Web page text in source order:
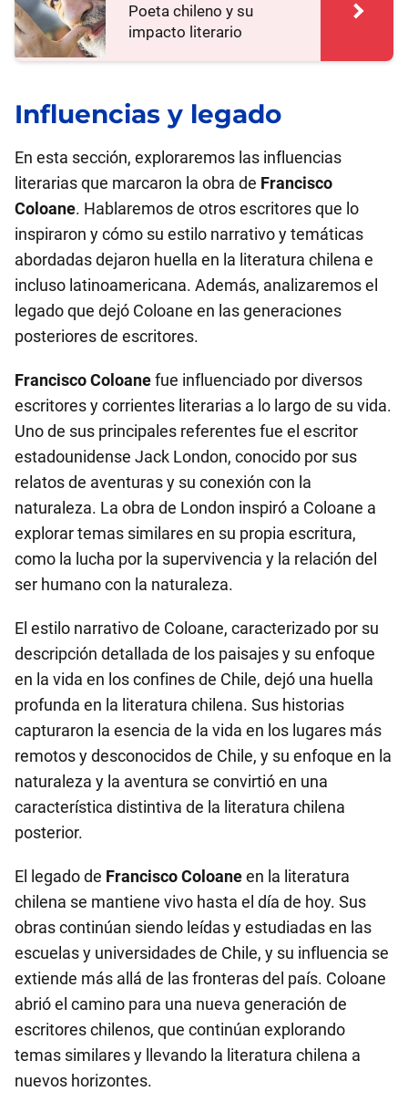
Poeta chileno y su
impacto literario
Influencias y legado
En esta sección, exploraremos las influencias
literarias que marcaron la obra de Francisco
Coloane. Hablaremos de otros escritores que lo
inspiraron y cómo su estilo narrativo y temáticas
abordadas dejaron huella en la literatura chilena e
incluso latinoamericana. Además, analizaremos el
legado que dejó Coloane en las generaciones
posteriores de escritores.
Francisco Coloanefue influenciado por diversos
escritores y corrientes literarias a lo largo de su vida.
Uno de sus principales referentes fue el escritor
estadounidense Jack London, conocido por sus
relatos de aventuras y su conexión con la
naturaleza. La obra de London inspiró a Coloane a
explorar temas similares en su propia escritura,
como la lucha por la supervivencia y la relación del
ser humano con la naturaleza.
El estilo narrativo de Coloane, caracterizado por su
descripción detallada de los paisajes y su enfoque
en la vida en los confines de Chile, dejó una huella
profunda en la literatura chilena. Sus historias
capturaron la esencia de la vida en los lugares más
remotos y desconocidos de Chile, y su enfoque en la
naturaleza y la aventura se convirtió en una
característica distintiva de la literatura chilena
posterior.
El legado de Francisco Coloaneen la literatura
chilena se mantiene vivo hasta el día de hoy. Sus
obras continúan siendo leídas y estudiadas en las
escuelas y universidades de Chile, y su influencia se
extiende más allá de las fronteras del país. Coloane
abrió el camino para una nueva generación de
escritores chilenos, que continúan explorando
temas similares y llevando la literatura chilena a
nuevos horizontes.